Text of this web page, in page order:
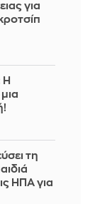
για
Η
τη
ΗΠΑ για